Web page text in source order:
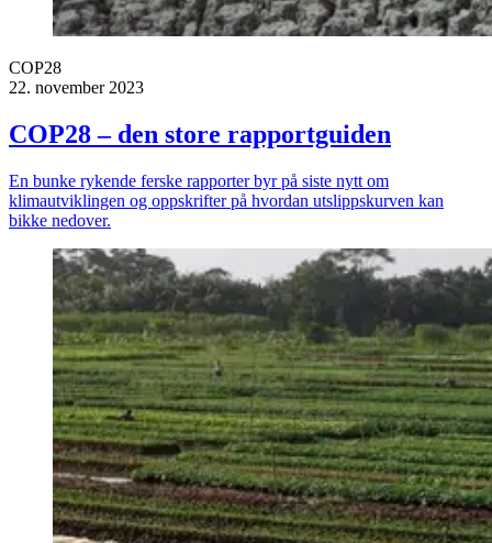
COP28
22. november 2023
COP28 – den store rapportguiden
En bunke rykende ferske rapporter byr på siste nytt om
klimautviklingen og oppskrifter på hvordan utslippskurven kan
bikke nedover.